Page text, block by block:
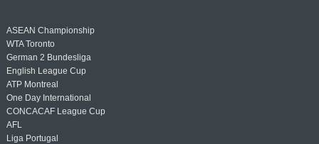
ASEAN Championship
WTA Toronto
German 2 Bundesliga
English League Cup
ATP Montreal
One Day International
CONCACAF League Cup
AFL
Liga Portugal